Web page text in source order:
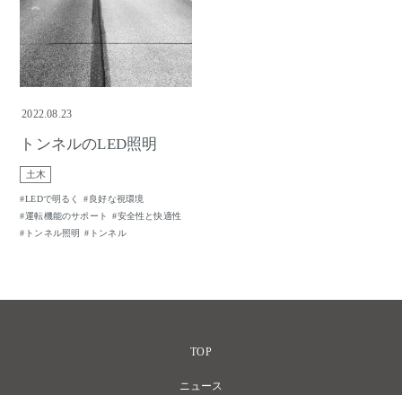
2022.08.23
トンネルのLED照明
土木
LEDで明るく
良好な視環境
運転機能のサポート
安全性と快適性
トンネル照明
トンネル
TOP
ニュース